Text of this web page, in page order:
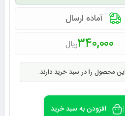
آماده ارسال
340,000ریال
محصول را در سبد خرید دارند.
افزودن به سبد خرید